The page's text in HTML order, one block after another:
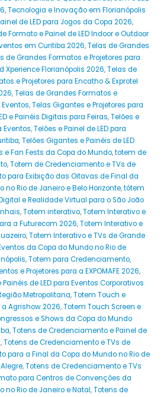
,Tecnologia e Inovação em Florianópolis
de LED para Jogos da Copa 2026,
Formato e Painel de LED Indoor e Outdoor
em Curitiba 2026,Telas de Grandes
de Grandes Formatos e Projetores para
Xperience Florianópolis 2026,Telas de
e Projetores para Encatho & Exprotel
,Telas de Grandes Formatos e
,Telas Gigantes e Projetores para
e Painéis Digitais para Feiras,Telões e
Eventos,Telões e Painel de LED para
,Telões Gigantes e Painéis de LED
e Fan Fests da Copa do Mundo,totem de
,Totem de Credenciamento e TVs de
para Exibição das Oitavas de Final da
no Rio de Janeiro e Belo Horizonte,tótem
e Realidade Virtual para o São João
,Totem interativo,Totem Interativo e
a Futurecom 2026,Totem Interativo e
,Totem Interativo e TVs de Grande
da Copa do Mundo no Rio de
,Totem para Credenciamento,
e Projetores para a EXPOMAFE 2026,
de LED para Eventos Corporativos
Metropolitana,Totem Touch e
a Agrishow 2026,Totem Touch Screen e
e Shows da Copa do Mundo
,Totens de Credenciamento e Painel de
,Totens de Credenciamento e TVs de
para a Final da Copa do Mundo no Rio de
,Totens de Credenciamento e TVs
para Centros de Convenções da
no Rio de Janeiro e Natal,Totens de